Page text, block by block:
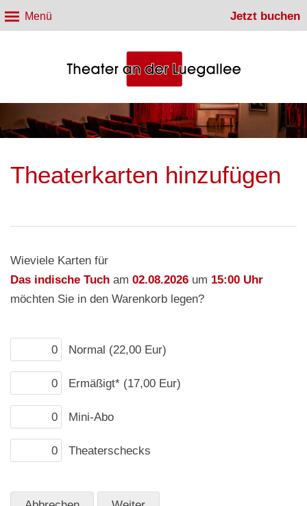
Menü Jetzt buchen
Theaterkarten hinzufügen
Wieviele Karten für
Das indische Tuch am 02.08.2026 um 15:00 Uhr
möchten Sie in den Warenkorb legen?
Normal (22,00 Eur)
Ermäßigt* (17,00 Eur)
Mini-Abo
Theaterschecks